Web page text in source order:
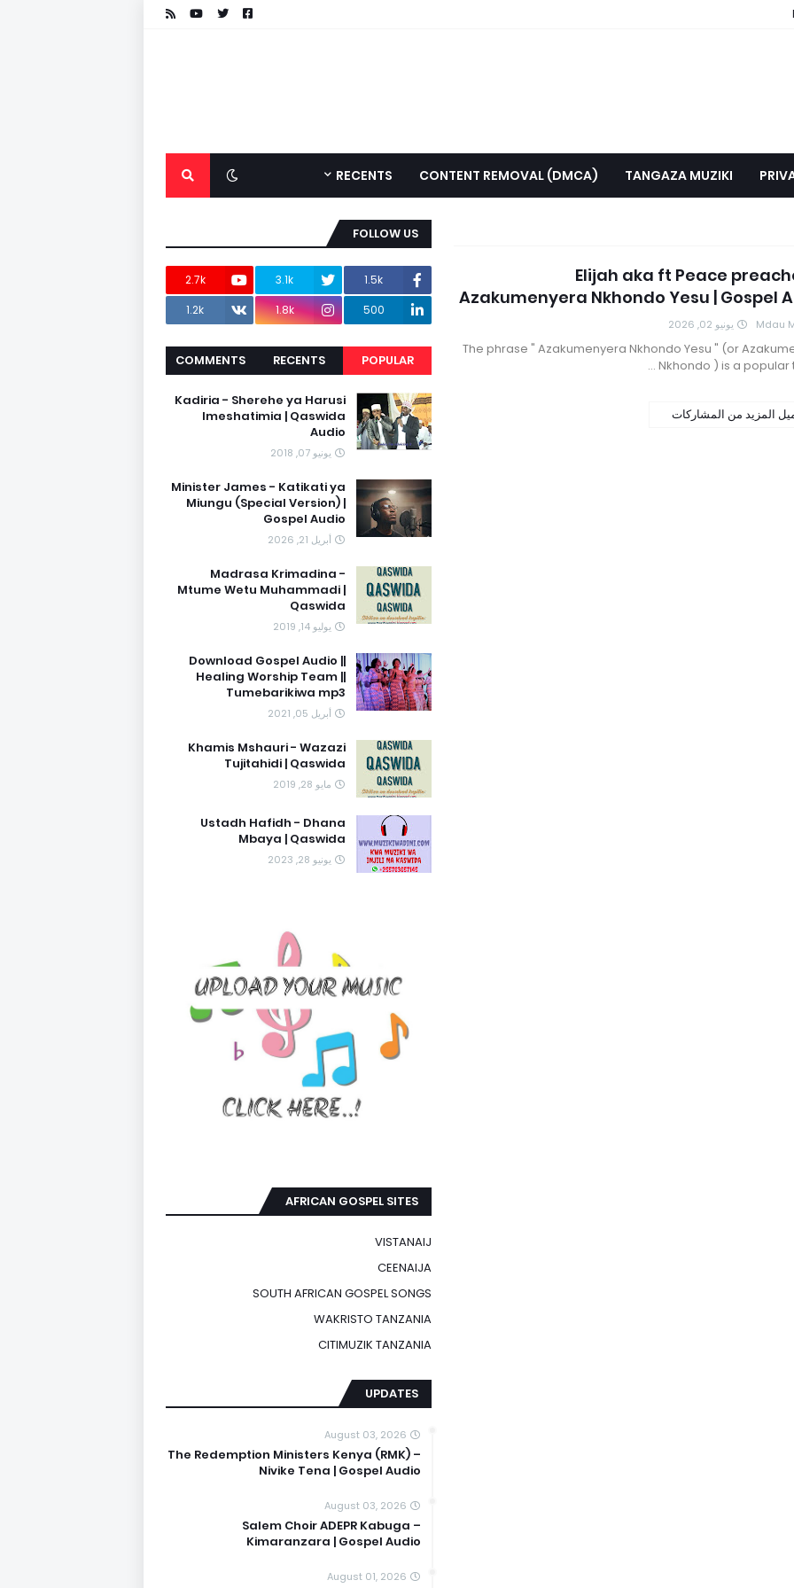
TANGAZA MUZIKI
CONTENT REMOVAL (DMCA)
RECENTS
Elijah aka ft Peace
Azakumenyera Nkhondo Yesu | Gospel
Mdau يونيو 02, 2026
The phrase " Azakumenyera Nkhondo Yesu " (or
Nkhondo ) is a popular
المزيد من المشاركات
FOLLOW US
1.5k
3.1k
2.7k
500
1.8k
1.2k
POPULAR
RECENTS
COMMENTS
Kadiria - Sherehe ya Harusi
Imeshatimia | Qaswida
Audio
يونيو 07, 2018
Minister James - Katikati ya
Miungu (Special Version) |
Gospel Audio
أبريل 21, 2026
Madrasa Krimadina -
Mtume Wetu Muhammadi |
Qaswida
يوليو 14, 2019
Download Gospel Audio ||
Healing Worship Team ||
Tumebarikiwa mp3
أبريل 05, 2021
Khamis Mshauri - Wazazi
Tujitahidi | Qaswida
مايو 28, 2019
Ustadh Hafidh - Dhana
Mbaya | Qaswida
يونيو 28, 2023
AFRICAN GOSPEL SITES
VISTANAIJ
CEENAIJA
SOUTH AFRICAN GOSPEL SONGS
WAKRISTO TANZANIA
CITIMUZIK TANZANIA
UPDATES
August 03, 2026
The Redemption Ministers Kenya (RMK) –
Nivike Tena | Gospel Audio
August 03, 2026
Salem Choir ADEPR Kabuga –
Kimaranzara | Gospel Audio
August 01, 2026